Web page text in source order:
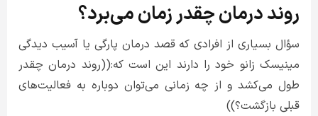
روند درمان چقدر زمان می‌برد؟
سؤال بسیاری از افرادی که قصد درمان پارگی یا آسیب دیدگی
مینیسک زانو خود را دارند این است که:((روند درمان چقدر
طول می‌کشد و از چه زمانی می‌توان دوباره به فعالیت‌های
قبلی بازگشت؟))